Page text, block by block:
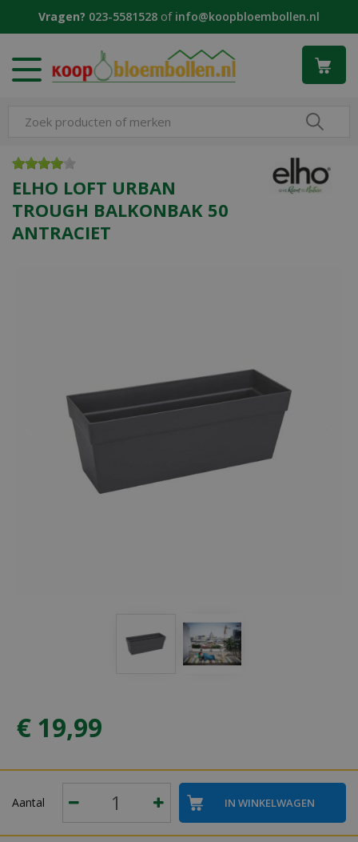
Vragen? 023-5581528 of info@koopbloembollen.nl
ELHO LOFT URBAN
TROUGH BALKONBAK 50
ANTRACIET
€ 19,99
Aantal